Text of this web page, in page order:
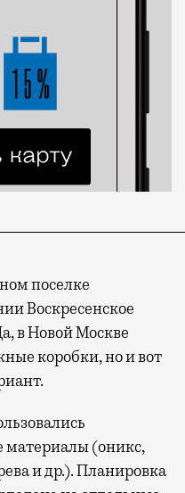
поселке
Воскресенское
в Новой Москве
коробки, но и вот
материалы (оникс,
и др.). Планировка